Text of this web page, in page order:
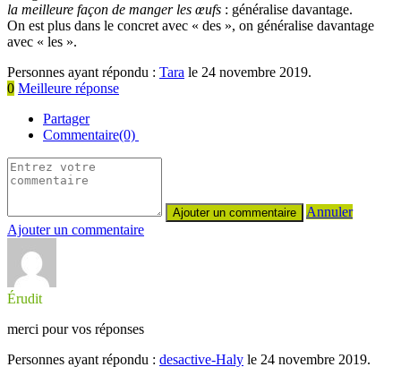
la meilleure façon de manger les œufs : généralise davantage.
On est plus dans le concret avec « des », on généralise davantage
avec « les ».
Personnes ayant répondu : Tara le 24 novembre 2019.
0 Meilleure réponse
Partager
Commentaire(0)
Annuler
Ajouter un commentaire
Érudit
merci pour vos réponses
Personnes ayant répondu : desactive-Haly le 24 novembre 2019.